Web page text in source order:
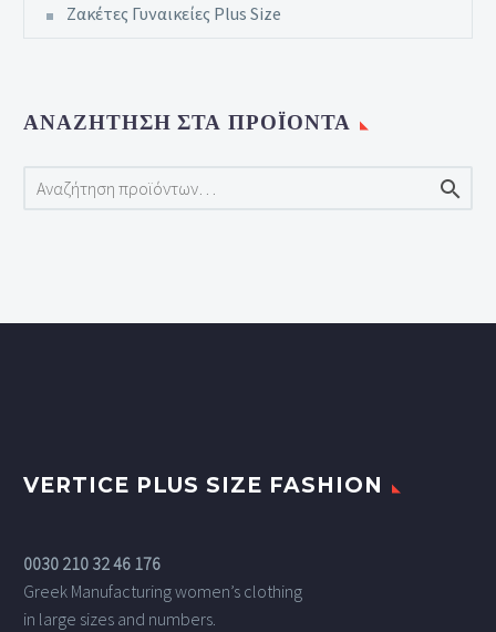
Ζακέτες Γυναικείες Plus Size
ΑΝΑΖΉΤΗΣΗ ΣΤΑ ΠΡΟΪΌΝΤΑ

VERTICE PLUS SIZE FASHION
0030 210 32 46 176
Greek Manufacturing women’s clothing
in large sizes and numbers.